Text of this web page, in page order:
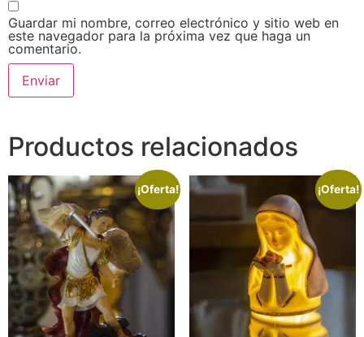
Guardar mi nombre, correo electrónico y sitio web en
este navegador para la próxima vez que haga un
comentario.
Productos relacionados
¡Oferta! ¡Oferta!